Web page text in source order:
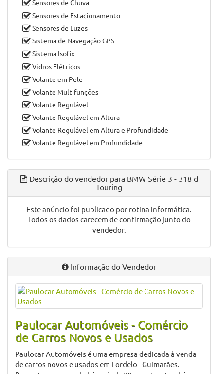
Ignição Start Stop
Imobilizador
Jantes de Liga Leve
Rádio CD
Rádio MP3
Retrovisores Aquecidos
Retrovisores com Regulação Eléctrica
Retrovisores Elétricos
Sensores de Chuva
Sensores de Estacionamento
Sensores de Luzes
Sistema de Navegação GPS
Sistema Isofix
Volante em Pele
Volante Multifunções
Volante Regulável
Volante Regulável em Altura
Volante Regulável em Profundidade
Descrição do vendedor para BMW Série 3 - 318 d
Touring
Todos os dados carecem de confirmação junto do
vendedor.